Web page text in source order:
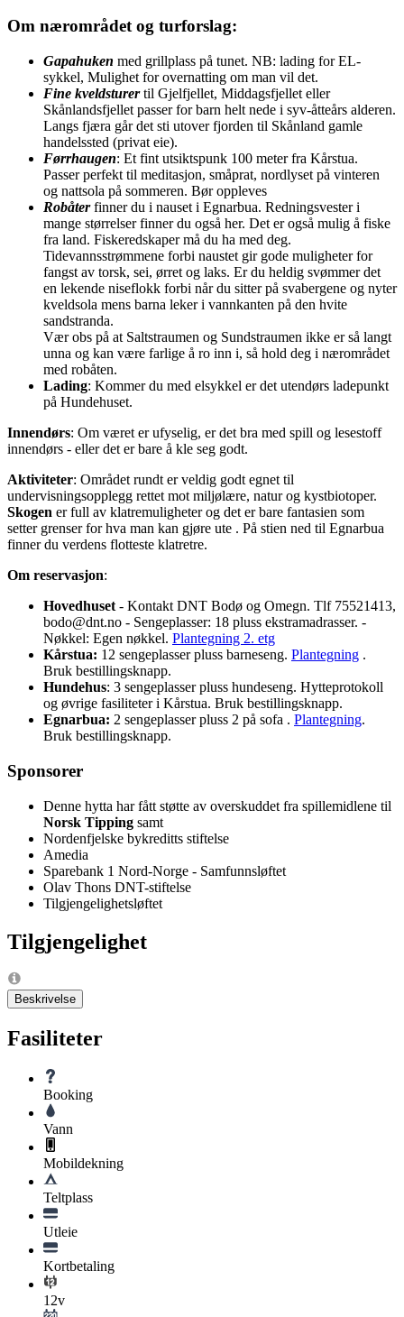
Om nærområdet og turforslag:
Gapahuken med grillplass på tunet. NB: lading for EL-
sykkel, Mulighet for overnatting om man vil det.
Fine kveldsturertil Gjelfjellet, Middagsfjellet eller
Skånlandsfjellet passer for barn helt nede i syv-åtteårs alderen.
Langs fjæra går det sti utover fjorden til Skånland gamle
handelssted (privat eie).
Førrhaugen: Et fint utsiktspunk 100 meter fra Kårstua.
Passer perfekt til meditasjon, småprat, nordlyset på vinteren
og nattsola på sommeren. Bør oppleves
Robåterfinner du i nauset i Egnarbua. Redningsvester i
mange størrelser finner du også her. Det er også mulig å fiske
fra land. Fiskeredskaper må du ha med deg.
Tidevannsstrømmene forbi naustet gir gode muligheter for
fangst av torsk, sei, ørret og laks. Er du heldig svømmer det
en lekende niseflokk forbi når du sitter på svabergene og nyter
kveldsola mens barna leker i vannkanten på den hvite
sandstranda.
Vær obs på at Saltstraumen og Sundstraumen ikke er så langt
unna og kan være farlige å ro inn i, så hold deg i nærområdet
med robåten.
Lading: Kommer du med elsykkel er det utendørs ladepunkt
på Hundehuset.
Innendørs: Om været er ufyselig, er det bra med spill og lesestoff
innendørs - eller det er bare å kle seg godt.
Aktiviteter: Området rundt er veldig godt egnet til
undervisningsopplegg rettet mot miljølære, natur og kystbiotoper.
Skogen er full av klatremuligheter og det er bare fantasien som
setter grenser for hva man kan gjøre ute . På stien ned til Egnarbua
finner du verdens flotteste klatretre.
Om reservasjon:
Hovedhuset - Kontakt DNT Bodø og Omegn. Tlf 75521413,
bodo@dnt.no - Sengeplasser: 18 pluss ekstramadrasser. -
Nøkkel: Egen nøkkel. Plantegning 2. etg
Kårstua: 12 sengeplasser pluss barneseng. Plantegning .
Bruk bestillingsknapp.
Hundehus: 3 sengeplasser pluss hundeseng. Hytteprotokoll
og øvrige fasiliteter i Kårstua. Bruk bestillingsknapp.
Egnarbua: 2 sengeplasser pluss 2 på sofa . Plantegning.
Bruk bestillingsknapp.
Sponsorer
Denne hytta har fått støtte av overskuddet fra spillemidlene til
Norsk Tipping samt
Nordenfjelske bykreditts stiftelse
Amedia
Sparebank 1 Nord-Norge - Samfunnsløftet
Olav Thons DNT-stiftelse
Tilgjengelighetsløftet
Tilgjengelighet
Beskrivelse
Fasiliteter
Booking
Vann
Mobildekning
Teltplass
Utleie
Kortbetaling
12v